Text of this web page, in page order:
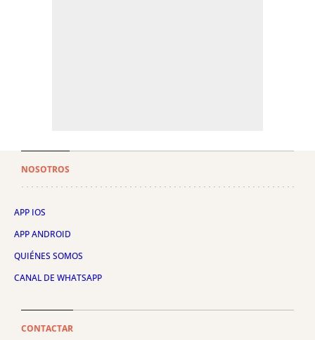
NOSOTROS
APP IOS
APP ANDROID
QUIÉNES SOMOS
CANAL DE WHATSAPP
CONTACTAR